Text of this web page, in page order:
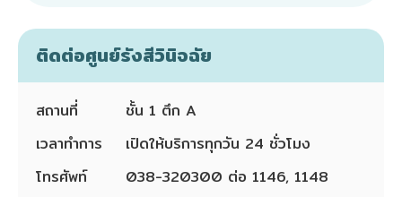
ติดต่อศูนย์รังสีวินิจฉัย
สถานที่
ชั้น 1 ตึก A
เวลาทำการ
เปิดให้บริการทุกวัน 24 ชั่วโมง
โทรศัพท์
038-320300 ต่อ 1146, 1148